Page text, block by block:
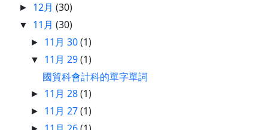
► 12月(30)
▼ 11月(30)
► 11月 30(1)
▼ 11月 29(1)
國貿科會計科的單字單詞
► 11月 28(1)
► 11月 27(1)